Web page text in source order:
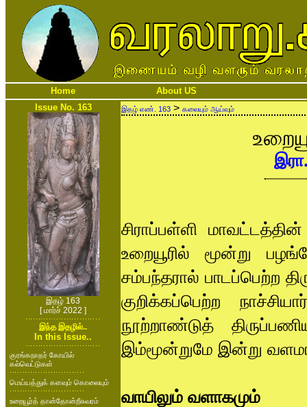
Home
About US
Issue No. 163
இதழ் 163
[ மார்ச் 2022 ]
இந்த இதழில்..
In this Issue..
குரங்கநாதர் கோயில்
கல்வெட்டுகள்
மெய்யத்துக் களவும் கொலையும்
உறையூர்த் தான்தோன்றீசுவரம்
இதழ் எண். 163 > கலையும் ஆய்வும்
சிராப்பள்ளி
உறையூரில் மூன்று
சம்பந்தரால் பாடப்பெற்ற
குறிக்கப்பெற்ற
நூற்றாண்டுத்
இம்மூன்றுமே இன்று
வாயிலும் வளாகமும்